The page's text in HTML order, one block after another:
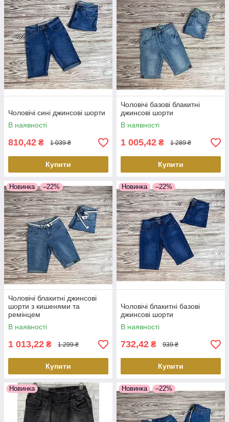
Чоловічі сині джинсові шорти
В наявності
810,42 ₴ 1 039 ₴
Купити
Чоловічі базові блакитні
джинсові шорти
В наявності
1 005,42 ₴ 1 289 ₴
Купити
Новинка –22%
Чоловічі блакитні джинсові
шорти з кишенями та
ремінцем
В наявності
1 013,22 ₴ 1 299 ₴
Купити
Новинка –22%
Чоловічі блакитні базові
джинсові шорти
В наявності
732,42 ₴ 939 ₴
Купити
Новинка Новинка –22%